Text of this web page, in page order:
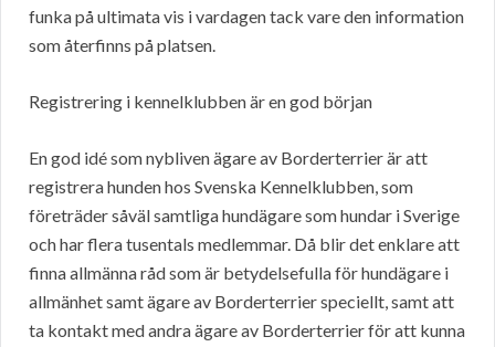
funka på ultimata vis i vardagen tack vare den information
som återfinns på platsen.
Registrering i kennelklubben är en god början
En god idé som nybliven ägare av Borderterrier är att
registrera hunden hos Svenska Kennelklubben, som
företräder såväl samtliga hundägare som hundar i Sverige
och har flera tusentals medlemmar. Då blir det enklare att
finna allmänna råd som är betydelsefulla för hundägare i
allmänhet samt ägare av Borderterrier speciellt, samt att
ta kontakt med andra ägare av Borderterrier för att kunna